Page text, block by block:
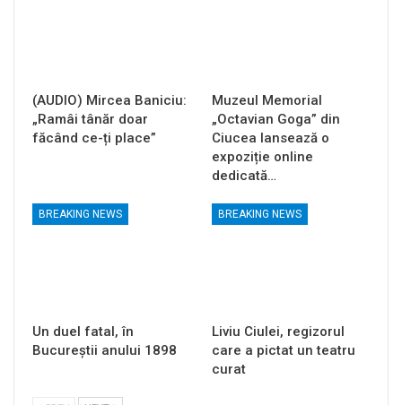
(AUDIO) Mircea Baniciu:
„Ramâi tânăr doar
făcând ce-ți place”
Muzeul Memorial
„Octavian Goga” din
Ciucea lansează o
expoziție online
dedicată…
BREAKING NEWS
Un duel fatal, în
Bucureştii anului 1898
BREAKING NEWS
Liviu Ciulei, regizorul
care a pictat un teatru
curat